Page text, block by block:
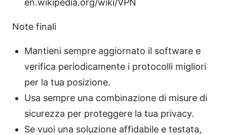
en.wikipedia.org/wiki/VPN
Note finali
Mantieni sempre aggiornato il software e
verifica periodicamente i protocolli migliori
per la tua posizione.
Usa sempre una combinazione di misure di
sicurezza per proteggere la tua privacy.
Se vuoi una soluzione affidabile e testata,